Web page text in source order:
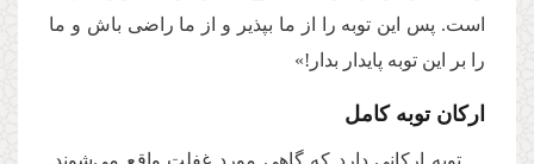
است. پس این توبه را از ما بپذیر و از ما راضی باش و ما
را بر این توبه پایدار بدار!»
ارکان توبه کامل
توبه ارکانی دارد که گاهی مورد غفلت واقع می‌شوند.